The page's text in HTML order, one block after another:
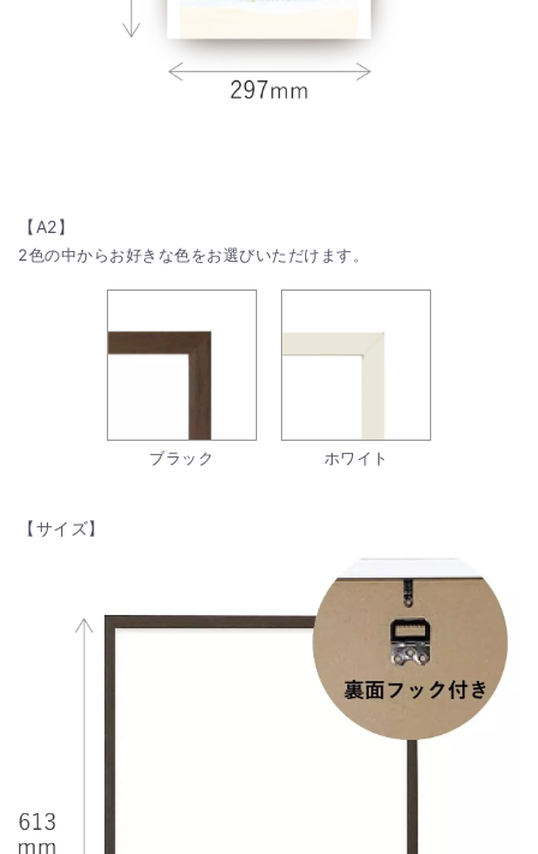
【A2】
2色の中からお好きな色をお選びいただけます。
ブラック ホワイト
【サイズ】